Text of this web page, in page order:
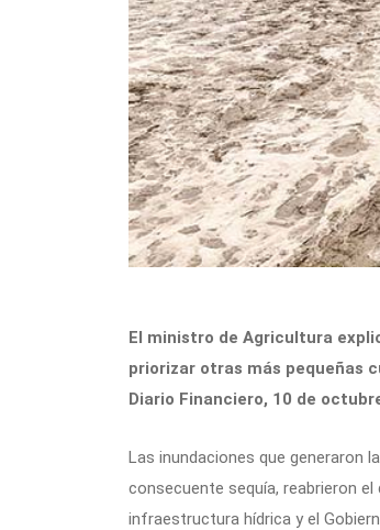
El ministro de Agricultura
priorizar otras más pequeñas
Diario Financiero, 10 de
Las inundaciones que generaron
consecuente sequía, reabrieron
infraestructura hídrica y el